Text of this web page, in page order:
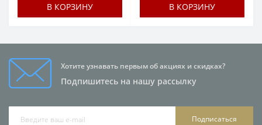
В КОРЗИНУ В КОРЗИНУ
Хотите узнавать первым об акциях и скидках?
Подпишитесь на нашу рассылку
Подписаться